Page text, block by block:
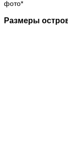
фото*
Размеры